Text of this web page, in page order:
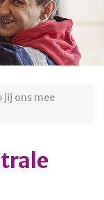
jij ons mee